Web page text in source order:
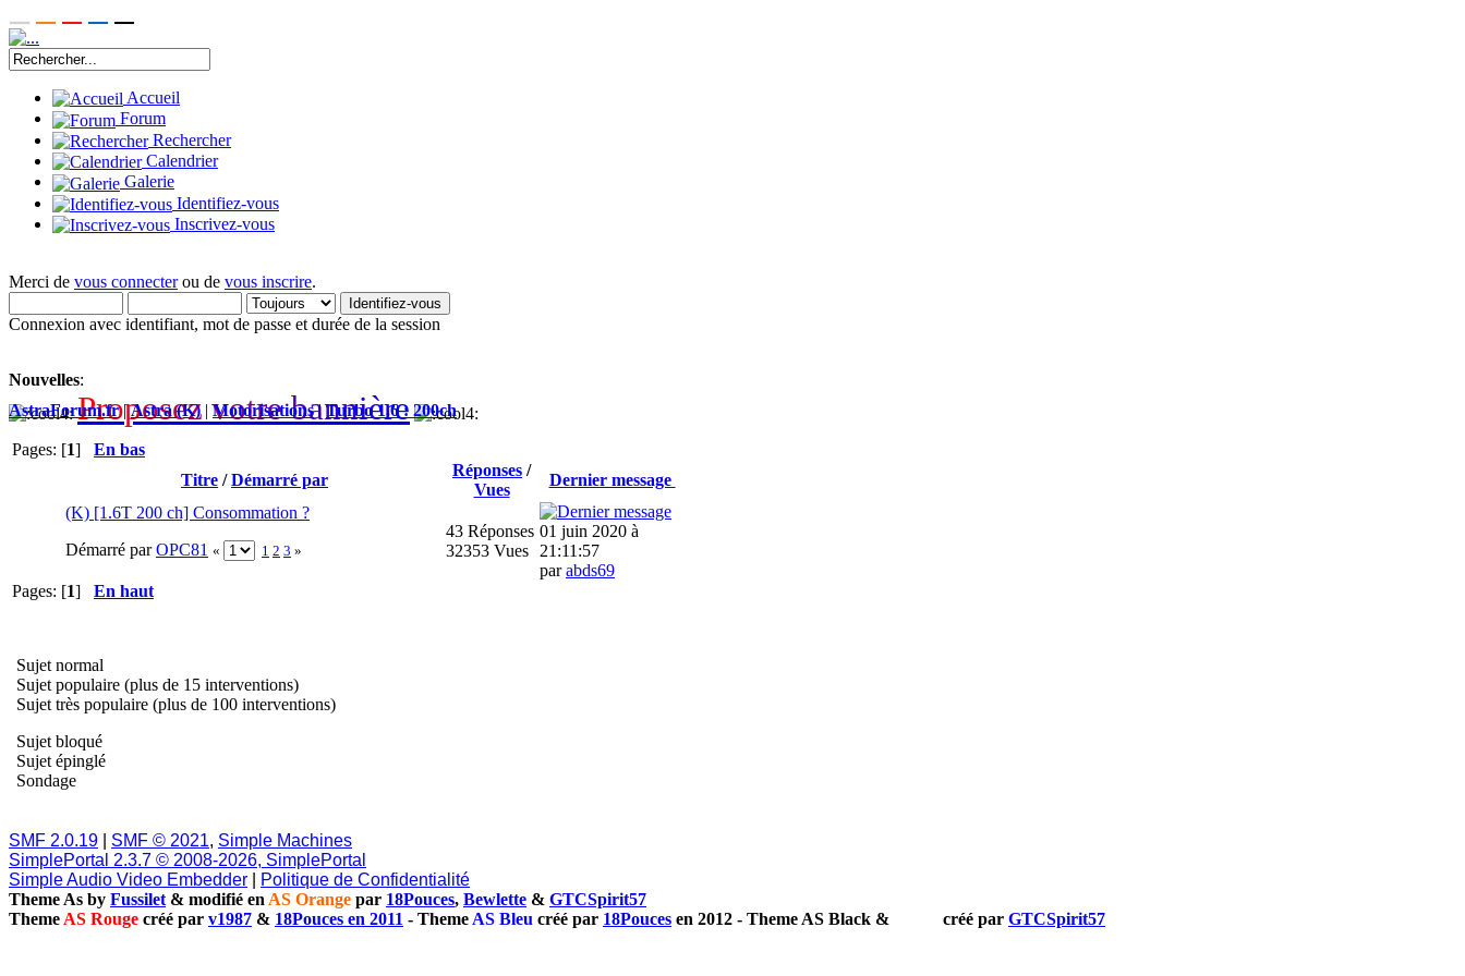
Accueil
Forum
Rechercher
Calendrier
Galerie
Identifiez-vous
Inscrivez-vous
Merci de vous connecterou de vous inscrire.
Connexion avec identifiant, mot de passe et durée de la session
Nouvelles:
Proposez votre bannière
AstraForum.fr|Astra (K)|Motorisations|Turbo 1.6 : 200ch
Pages: [1] En bas
Titre /Démarré par
Réponses /
Vues
Dernier message
(K) [1.6T 200 ch] Consommation ?
Démarré parOPC81 « 1 2 3 »
43 Réponses
32353 Vues
01 juin 2020 à
21:11:57
parabds69
Pages: [1] En haut
Sujet normal
Sujet populaire (plus de 15 interventions)
Sujet très populaire (plus de 100 interventions)
Sujet bloqué
Sujet épinglé
Sondage
SMF 2.0.19 SMF © 2021, Simple Machines
SimplePortal 2.3.7 © 2008-2026, SimplePortal
Simple Audio Video Embedder
Politique de Confidentialité
Theme As by Fussilet & modifié en AS Orange par 18Pouces, Bewlette & GTCSpirit57
Theme AS Rouge créé par v1987 & 18Pouces en 2011 - Theme AS Bleu créé par 18Pouces en 2012 - Theme AS Black & créé par GTCSpirit57